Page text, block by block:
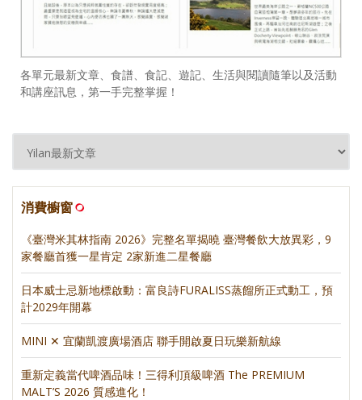
各單元最新文章、食譜、食記、遊記、生活與閱讀隨筆以及活動
和講座訊息，第一手完整掌握！
消費櫥窗
《臺灣米其林指南 2026》完整名單揭曉 臺灣餐飲大放異彩，9
家餐廳首獲一星肯定 2家新進二星餐廳
日本威士忌新地標啟動：富良詩FURALISS蒸餾所正式動工，預
計2029年開幕
MINI ✕ 宜蘭凱渡廣場酒店 聯手開啟夏日玩樂新航線
重新定義當代啤酒品味！三得利頂級啤酒 The PREMIUM
MALT’S 2026 質感進化！